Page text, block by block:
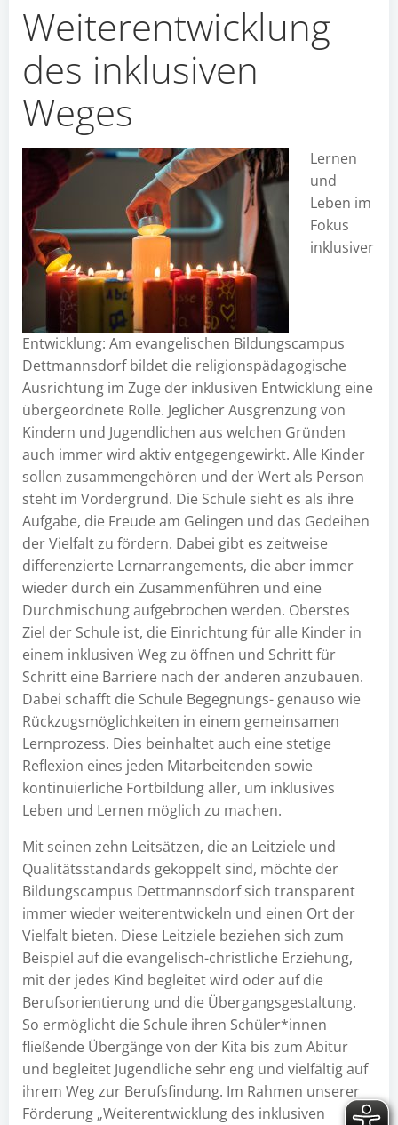
Weiterentwicklung
des inklusiven
Weges
Lernen
und
Leben im
Fokus
inklusiver
Entwicklung: Am evangelischen Bildungscampus
Dettmannsdorf bildet die religionspädagogische
Ausrichtung im Zuge der inklusiven Entwicklung eine
übergeordnete Rolle. Jeglicher Ausgrenzung von
Kindern und Jugendlichen aus welchen Gründen
auch immer wird aktiv entgegengewirkt. Alle Kinder
sollen zusammengehören und der Wert als Person
steht im Vordergrund. Die Schule sieht es als ihre
Aufgabe, die Freude am Gelingen und das Gedeihen
der Vielfalt zu fördern. Dabei gibt es zeitweise
differenzierte Lernarrangements, die aber immer
wieder durch ein Zusammenführen und eine
Durchmischung aufgebrochen werden. Oberstes
Ziel der Schule ist, die Einrichtung für alle Kinder in
einem inklusiven Weg zu öffnen und Schritt für
Schritt eine Barriere nach der anderen anzubauen.
Dabei schafft die Schule Begegnungs- genauso wie
Rückzugsmöglichkeiten in einem gemeinsamen
Lernprozess. Dies beinhaltet auch eine stetige
Reflexion eines jeden Mitarbeitenden sowie
kontinuierliche Fortbildung aller, um inklusives
Leben und Lernen möglich zu machen.
Mit seinen zehn Leitsätzen, die an Leitziele und
Qualitätsstandards gekoppelt sind, möchte der
Bildungscampus Dettmannsdorf sich transparent
immer wieder weiterentwickeln und einen Ort der
Vielfalt bieten. Diese Leitziele beziehen sich zum
Beispiel auf die evangelisch-christliche Erziehung,
mit der jedes Kind begleitet wird oder auf die
Berufsorientierung und die Übergangsgestaltung.
So ermöglicht die Schule ihren Schüler*innen
fließende Übergänge von der Kita bis zum Abitur
und begleitet Jugendliche sehr eng und vielfältig auf
ihrem Weg zur Berufsfindung. Im Rahmen unserer
Förderung „Weiterentwicklung des inklusiven